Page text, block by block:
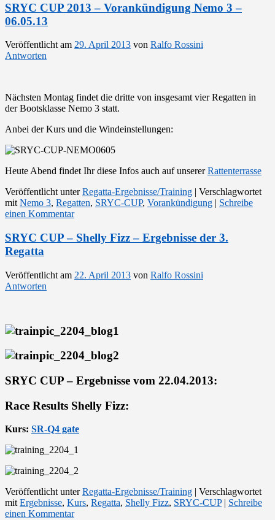
SRYC CUP 2013 – Vorankündigung Nemo 3 –
06.05.13
Veröffentlicht am 29. April 2013 von Ralfo Rossini
Antworten
Nächsten Montag findet die dritte von insgesamt vier Regatten in
der Bootsklasse Nemo 3 statt.
Anbei der Kurs und die Windeinstellungen:
Heute Abend findet Ihr diese Infos auch auf unsererRattenterrasse
Veröffentlicht unter Regatta-Ergebnisse/Training | Verschlagwortet
mit Nemo 3, Regatten, SRYC-CUP, Vorankündigung | Schreibe
einen Kommentar
SRYC CUP – Shelly Fizz – Ergebnisse der 3.
Regatta
Veröffentlicht am 22. April 2013 von Ralfo Rossini
Antworten
SRYC CUP – Ergebnisse vom 22.04.2013:
Race Results Shelly Fizz:
Kurs: SR-Q4 gate
Veröffentlicht unter Regatta-Ergebnisse/Training
Verschlagwortet
mit Ergebnisse, Kurs, Regatta, Shelly Fizz, SRYC-CUP
Schreibe
einen Kommentar